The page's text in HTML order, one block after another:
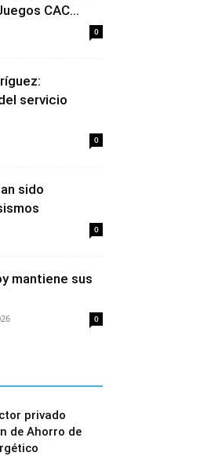
CAC...
0
servicio
0
sido
0
mantiene sus
0
privado
de Ahorro de